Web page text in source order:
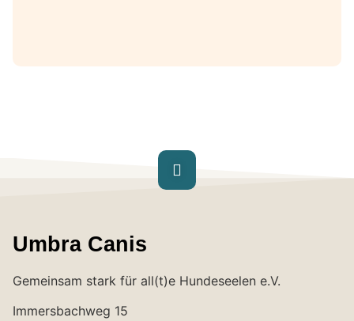
Umbra Canis
Gemeinsam stark für all(t)e Hundeseelen e.V.
Immersbachweg 15